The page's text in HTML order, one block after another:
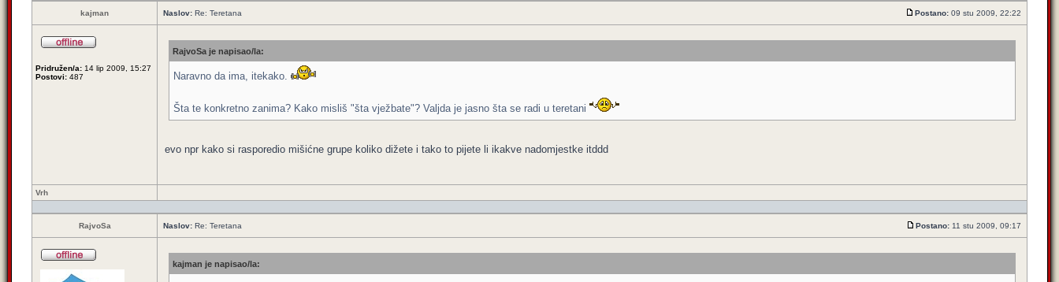
kajman Naslov: Re: Teretana Postano: 09 stu 2009, 22:22
Pridružen/a: 14 lip 2009, 15:27
Postovi: 487
RajvoSa je napisao/la:
Naravno da ima, itekako.
Šta te konkretno zanima? Kako misliš "šta vježbate"? Valjda je jasno šta se radi u teretani
evo npr kako si rasporedio mišićne grupe koliko dižete i tako to pijete li ikakve nadomjestke itddd
Vrh
RajvoSa Naslov: Re: Teretana Postano: 11 stu 2009, 09:17
kajman je napisao/la: